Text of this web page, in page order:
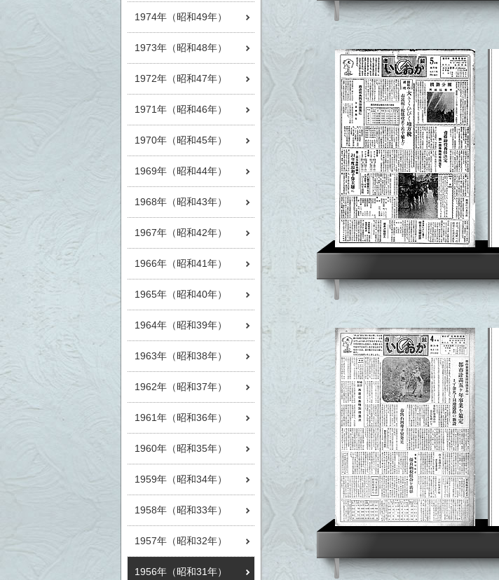
1974年（昭和49年）
1973年（昭和48年）
1972年（昭和47年）
1971年（昭和46年）
1970年（昭和45年）
1969年（昭和44年）
1968年（昭和43年）
1967年（昭和42年）
1966年（昭和41年）
1965年（昭和40年）
1964年（昭和39年）
1963年（昭和38年）
1962年（昭和37年）
1961年（昭和36年）
1960年（昭和35年）
1959年（昭和34年）
1958年（昭和33年）
1957年（昭和32年）
1956年（昭和31年）